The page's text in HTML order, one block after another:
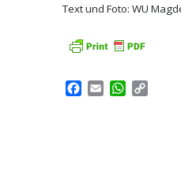
Text und Foto: WU
Facebook
EmailWhatsApp